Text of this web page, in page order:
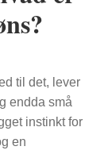
til det, lever
endda små
instinkt for
en